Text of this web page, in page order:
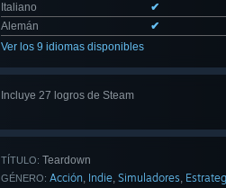
Italiano
✔
Alemán
✔
Ver los 9 idiomas disponibles
Incluye 27 logros de Steam
TÍTULO: Teardown
GÉNERO: Acción, Indie, Simuladores,